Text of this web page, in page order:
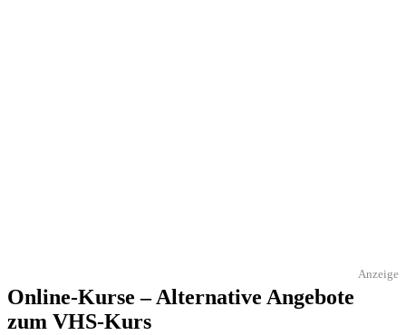
Anzeige
Online-Kurse – Alternative Angebote
zum VHS-Kurs